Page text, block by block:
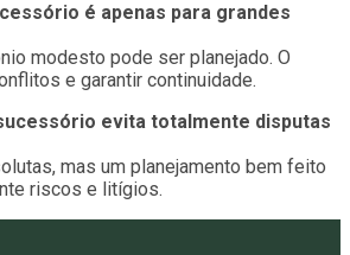
é apenas para grandes
modesto pode ser planejado. O
e garantir continuidade.
evita totalmente disputas
mas um planejamento bem feito
riscos e litígios.